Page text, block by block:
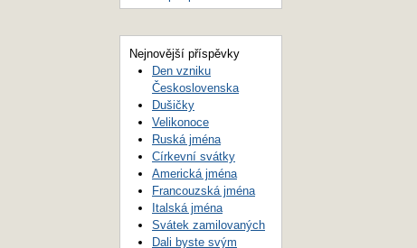
Nejnovější příspěvky
Den vzniku
Československa
Dušičky
Velikonoce
Ruská jména
Církevní svátky
Americká jména
Francouzská jména
Italská jména
Svátek zamilovaných
Dali byste svým